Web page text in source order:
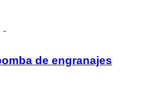
de engranajes